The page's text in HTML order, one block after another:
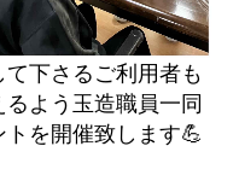
下さるご利用者も
よう玉造職員一同
を開催致します💪